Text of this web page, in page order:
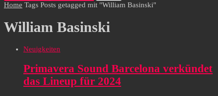
Home Tags Posts getagged mit "William Basinski"
William Basinski
Neuigkeiten
Primavera Sound Barcelona verkündet
das Lineup für 2024